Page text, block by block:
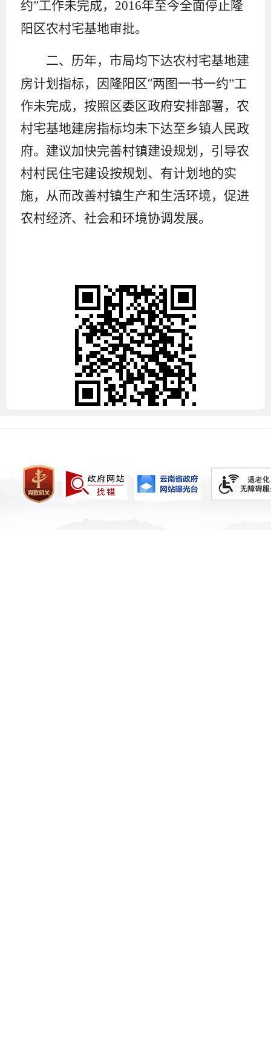
约”工作未完成， 2016年至今全面停止 隆
阳区农村宅基地审批。
二、历年，市局均下达农村宅基地建
房计划指标，因隆阳区“两图一书一约”工
作未完成，按照区委区政府安排部署，农
村宅基地建房指标均未下达至乡镇人民政
府。建议加快完善村镇建设规划，引导农
村村民住宅建设按规划、有计划地的实
施，从而改善村镇生产和生活环境，促进
农村经济、社会和环境协调发展。